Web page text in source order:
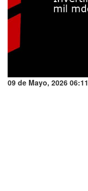
09 de Mayo, 2026 06:11